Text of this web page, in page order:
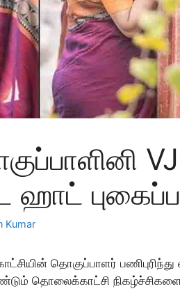
ஹாட்
Kumar
தொகுப்பாளர்
தொலைக்காட்சி